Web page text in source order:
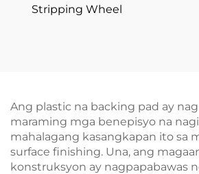
Stripping Wheel
Ang plastic na backing pad ay
maraming mga benepisyo na
mahalagang kasangkapan ito sa
surface finishing. Una, ang
konstruksyon ay nagpapabawas